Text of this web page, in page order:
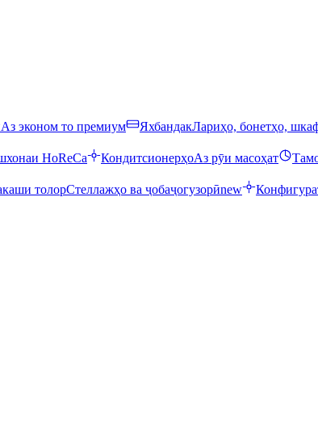
Аз эконом то премиум ЯхбандакЛариҳо, бонетҳо,
HoReCa КондитсионерҳоАз рӯи масоҳат
толорСтеллажҳо ва ҷобаҷогузорӣnew